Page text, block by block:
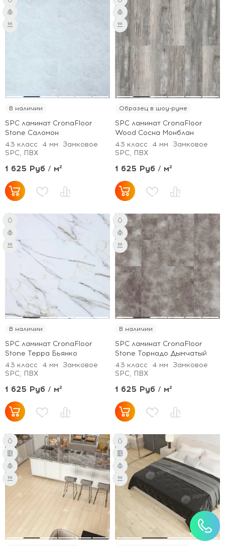
В наличии
SPC ламинат CronaFloor
Stone Саломон
43 класс
4 мм
Замковое
SPC, ПВХ
1 625 Руб / м²
Образец в шоу-руме
SPC ламинат CronaFloor
Wood Сосна Монблан
43 класс
4 мм
Замковое
SPC, ПВХ
1 625 Руб / м²
В наличии
SPC ламинат CronaFloor
Stone Терра Бьянко
43 класс
4 мм
Замковое
SPC, ПВХ
1 625 Руб / м²
В наличии
SPC ламинат CronaFloor
Stone Торнадо Дымчатый
43 класс
4 мм
Замковое
SPC, ПВХ
1 625 Руб / м²